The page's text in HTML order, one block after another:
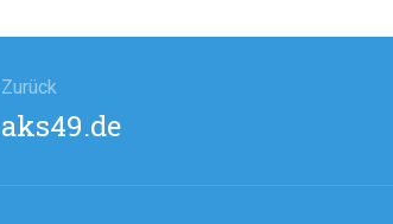
Zurück
Vorheriger
aks49.de